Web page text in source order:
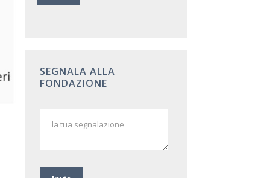
SEGNALA ALLA
FONDAZIONE